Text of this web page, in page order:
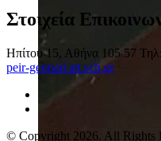
Στοιχεία
Ηπίτου 15, Αθήνα 105 57 Τηλ:
peir-gennad.att.sch.gr
© Copyright 2026. All Rights